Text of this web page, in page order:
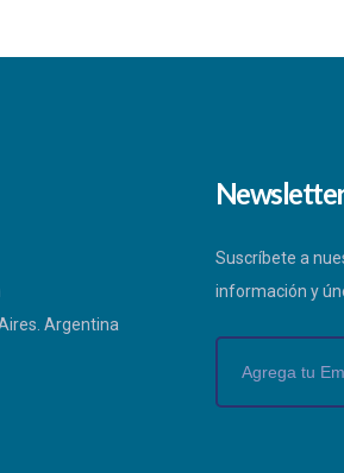
US
Argentina
Suscríbete a
información y